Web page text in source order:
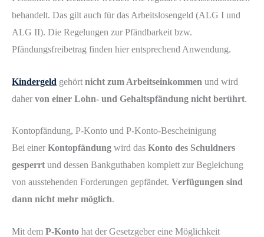
behandelt. Das gilt auch für das Arbeitslosengeld (ALG I und
ALG II). Die Regelungen zur Pfändbarkeit bzw.
Pfändungsfreibetrag finden hier entsprechend Anwendung.
Kindergeld gehört nicht zum Arbeitseinkommen und wird
daher von einer Lohn- und Gehaltspfändung nicht berührt.
Kontopfändung, P-Konto und P-Konto-Bescheinigung
Bei einer Kontopfändung wird das Konto des Schuldners
gesperrt und dessen Bankguthaben komplett zur Begleichung
von ausstehenden Forderungen gepfändet. Verfügungen sind
dann nicht mehr möglich.
Mit dem P-Konto hat der Gesetzgeber eine Möglichkeit